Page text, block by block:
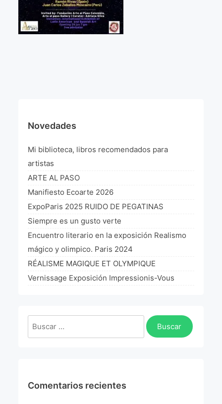
Bruit de gommettes Paris 2025
L’art Colombien à Paris 2019
L’art Latino-américain à Paris 2019
Reflecting Source. NY 2019
«Sincronías con sentido» Bogotá Colombia 2019
«Huellas trashumantes» New York 2018
Commissaire D’exposition
Manifiesto Ecoarte
Novedades
Mi biblioteca, libros recomendados para
artistas
ARTE AL PASO
Manifiesto Ecoarte 2026
ExpoParis 2025 RUIDO DE PEGATINAS
Siempre es un gusto verte
Encuentro literario en la exposición Realismo
mágico y olimpico. Paris 2024
RÉALISME MAGIQUE ET OLYMPIQUE
Vernissage Exposición Impressionis-Vous
Buscar:
Comentarios recientes